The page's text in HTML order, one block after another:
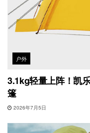
户外
3.1kg轻量上阵！凯
篷
2026年7月5日